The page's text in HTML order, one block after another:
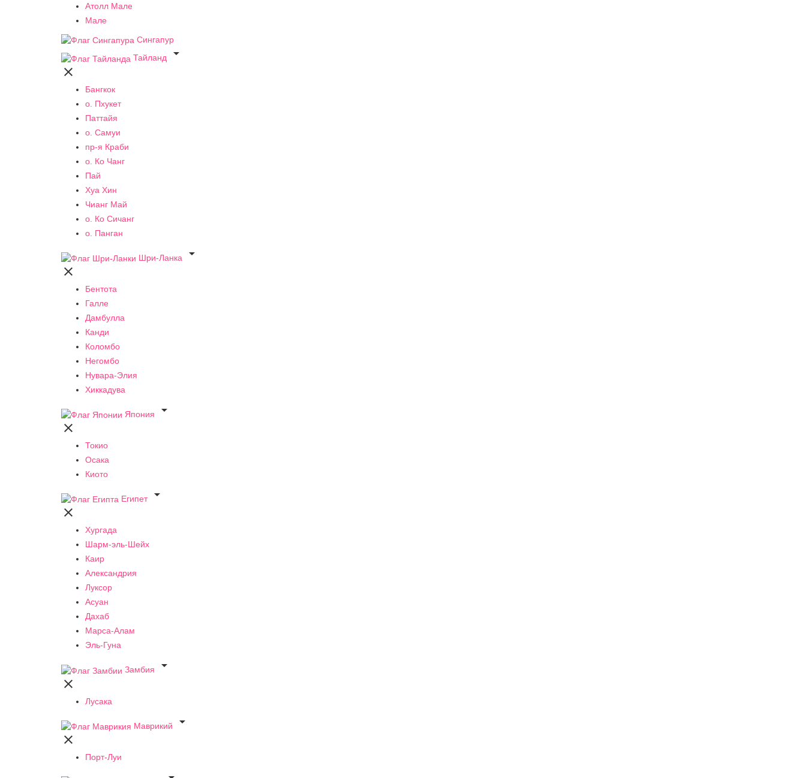
Атолл Мале
Мале
Сингапур
Тайланд


Бангкок
о. Пхукет
Паттайя
о. Самуи
пр-я Краби
о. Ко Чанг
Пай
Хуа Хин
Чианг Май
о. Ко Сичанг
о. Панган
Шри-Ланка


Бентота
Галле
Дамбулла
Канди
Коломбо
Негомбо
Нувара-Элия
Хиккадува
Япония


Токио
Осака
Киото
Египет


Хургада
Шарм-эль-Шейх
Каир
Александрия
Луксор
Асуан
Дахаб
Марса-Алам
Эль-Гуна
Замбия


Лусака
Маврикий


Порт-Луи